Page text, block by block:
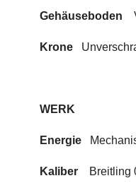
Gehäuseboden
Krone
WERK
Energie
Kaliber Breitling